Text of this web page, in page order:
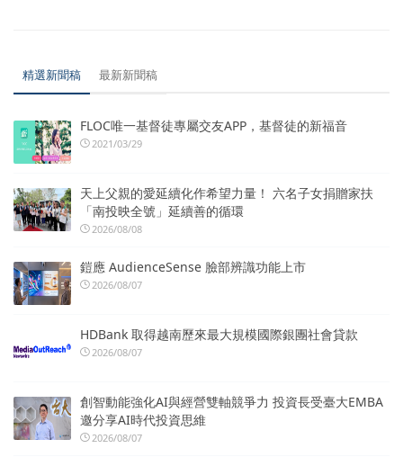
精選新聞稿 最新新聞稿
FLOC唯一基督徒專屬交友APP，基督徒的新福音
2021/03/29
天上父親的愛延續化作希望力量！ 六名子女捐贈家扶
「南投映全號」延續善的循環
2026/08/08
鎧應 AudienceSense 臉部辨識功能上市
2026/08/07
HDBank 取得越南歷來最大規模國際銀團社會貸款
2026/08/07
創智動能強化AI與經營雙軸競爭力 投資長受臺大EMBA
邀分享AI時代投資思維
2026/08/07